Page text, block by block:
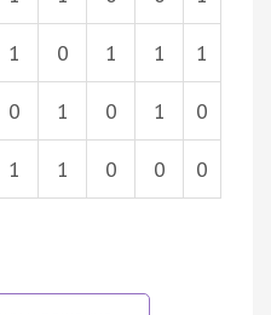
1 0 1 1 1
0 1 0 1 0
1 1 0 0 0